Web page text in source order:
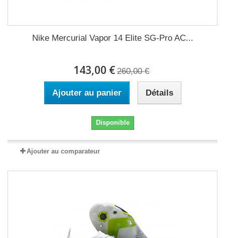
Nike Mercurial Vapor 14 Elite SG-Pro AC...
143,00 € 260,00 €
Ajouter au panier Détails
Disponible
Ajouter au comparateur